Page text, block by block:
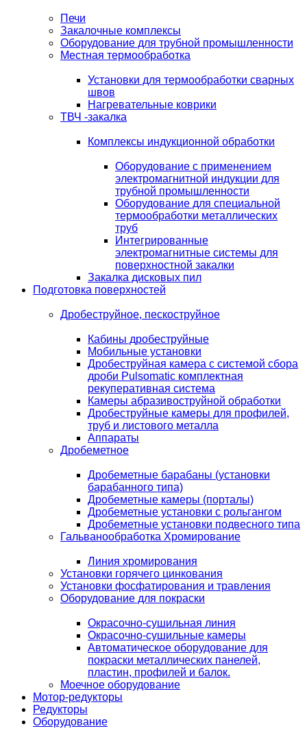
Печи
Закалочные комплексы
Оборудование для трубной промышленности
Местная термообработка
Установки для термообработки сварных
швов
Нагревательные коврики
ТВЧ -закалка
Комплексы индукционной обработки
Оборудование с применением
электромагнитной индукции для
трубной промышленности
Оборудование для специальной
термообработки металлических
труб
Интегрированные
электромагнитные системы для
поверхностной закалки
Закалка дисковых пил
Подготовка поверхностей
Дробеструйное, пескоструйное
Кабины дробеструйные
Мобильные установки
Дробеструйная камера с системой сбора
дроби Pulsomatic комплектная
рекуперативная система
Камеры абразивоструйной обработки
Дробеструйные камеры для профилей,
труб и листового металла
Аппараты
Дробеметное
Дробеметные барабаны (установки
барабанного типа)
Дробеметные камеры (порталы)
Дробеметные установки с рольгангом
Дробеметные установки подвесного типа
Гальванообработка Хромирование
Линия хромирования
Установки горячего цинкования
Установки фосфатирования и травления
Оборудование для покраски
Окрасочно-сушильная линия
Окрасочно-сушильные камеры
Автоматическое оборудование для
покраски металлических панелей,
пластин, профилей и балок.
Моечное оборудование
Мотор-редукторы
Редукторы
Оборудование